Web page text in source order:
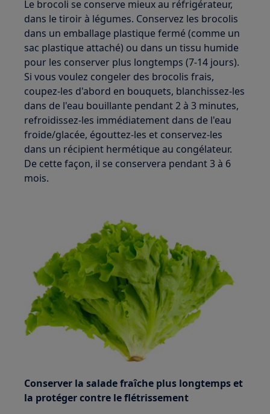
Le brocoli se conserve mieux au réfrigérateur,
dans le tiroir à légumes. Conservez les brocolis
dans un emballage plastique fermé (comme un
sac plastique attaché) ou dans un tissu humide
pour les conserver plus longtemps (7-14 jours).
Si vous voulez congeler des brocolis frais,
coupez-les d'abord en bouquets, blanchissez-les
dans de l'eau bouillante pendant 2 à 3 minutes,
refroidissez-les immédiatement dans de l'eau
froide/glacée, égouttez-les et conservez-les
dans un récipient hermétique au congélateur.
De cette façon, il se conservera pendant 3 à 6
mois.
Conserver la salade fraîche plus longtemps et
la protéger contre le flétrissement